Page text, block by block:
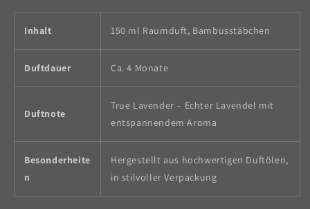
Inhalt 150 ml Raumduft, Bambusstäbchen
Duftdauer Ca. 4 Monate
Duftnote
True Lavender – Echter Lavendel mit
entspannendem Aroma
Besonderheite
n
Hergestellt aus hochwertigen Duftölen,
in stilvoller Verpackung